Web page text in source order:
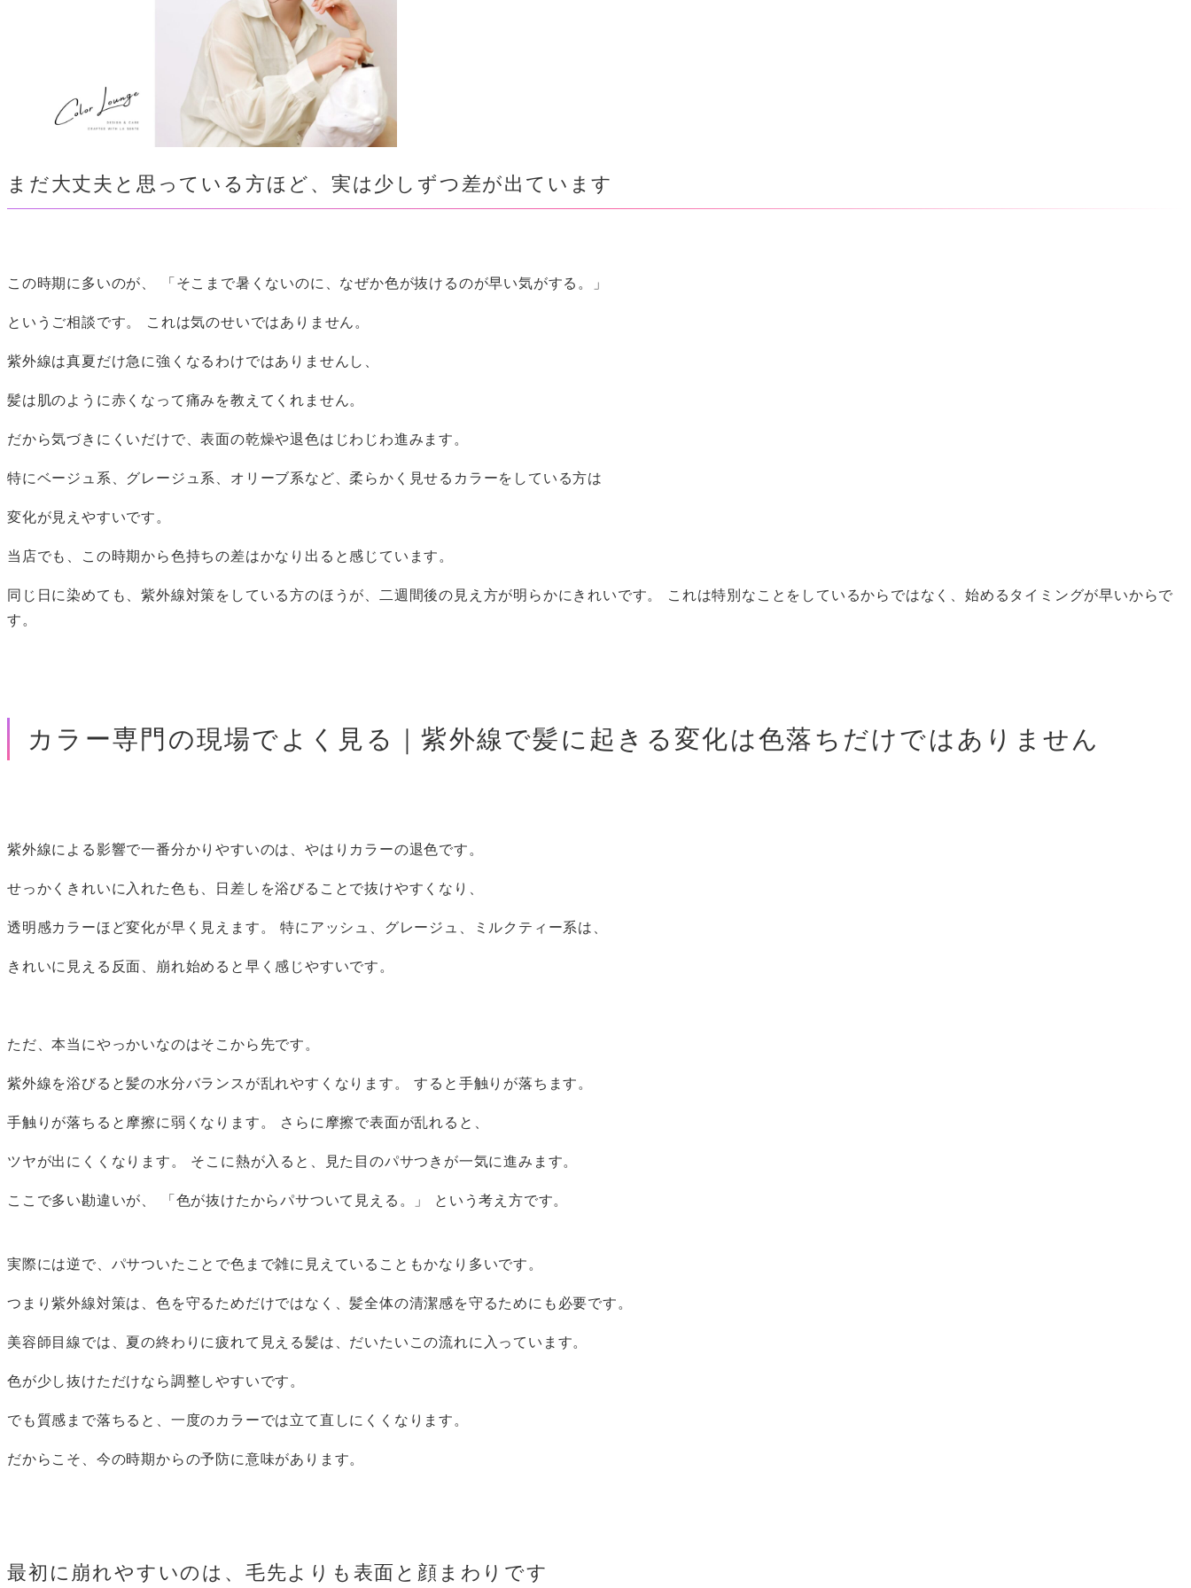
まだ大丈夫と思っている方ほど、実は少しずつ差が出ています
この時期に多いのが、 「そこまで暑くないのに、なぜか色が抜けるのが早い気がする。」
というご相談です。 これは気のせいではありません。
紫外線は真夏だけ急に強くなるわけではありませんし、
髪は肌のように赤くなって痛みを教えてくれません。
だから気づきにくいだけで、表面の乾燥や退色はじわじわ進みます。
特にベージュ系、グレージュ系、オリーブ系など、柔らかく見せるカラーをしている方は
変化が見えやすいです。
当店でも、この時期から色持ちの差はかなり出ると感じています。
同じ日に染めても、紫外線対策をしている方のほうが、二週間後の見え方が明らかにきれいです。 これは特別なことをしているからではなく、始めるタイミングが早いからで
す。
カラー専門の現場でよく見る｜紫外線で髪に起きる変化は色落ちだけではありません
紫外線による影響で一番分かりやすいのは、やはりカラーの退色です。
せっかくきれいに入れた色も、日差しを浴びることで抜けやすくなり、
透明感カラーほど変化が早く見えます。 特にアッシュ、グレージュ、ミルクティー系は、
きれいに見える反面、崩れ始めると早く感じやすいです。
ただ、本当にやっかいなのはそこから先です。
紫外線を浴びると髪の水分バランスが乱れやすくなります。 すると手触りが落ちます。
手触りが落ちると摩擦に弱くなります。 さらに摩擦で表面が乱れると、
ツヤが出にくくなります。 そこに熱が入ると、見た目のパサつきが一気に進みます。
ここで多い勘違いが、 「色が抜けたからパサついて見える。」 という考え方です。
実際には逆で、パサついたことで色まで雑に見えていることもかなり多いです。
つまり紫外線対策は、色を守るためだけではなく、髪全体の清潔感を守るためにも必要です。
美容師目線では、夏の終わりに疲れて見える髪は、だいたいこの流れに入っています。
色が少し抜けただけなら調整しやすいです。
でも質感まで落ちると、一度のカラーでは立て直しにくくなります。
だからこそ、今の時期からの予防に意味があります。
最初に崩れやすいのは、毛先よりも表面と顔まわりです